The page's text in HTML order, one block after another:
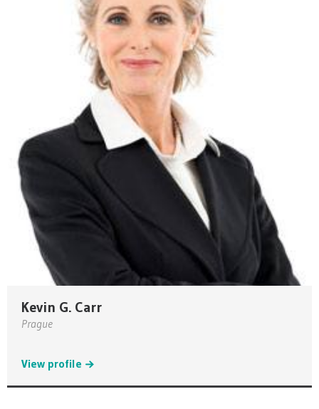
Kevin G. Carr
Prague
View profile